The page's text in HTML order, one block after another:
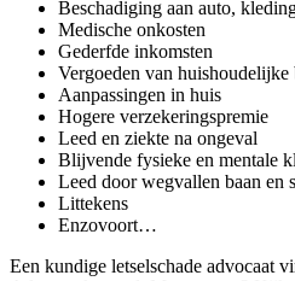
Beschadiging aan auto,
Medische onkosten
Gederfde inkomsten
Vergoeden van huishoudelijke
Aanpassingen in huis
Hogere verzekeringspremie
Leed en ziekte na ongeval
Blijvende fysieke en mentale
Leed door wegvallen baan en
Littekens
Enzovoort…
Een kundige letselschade advocaat